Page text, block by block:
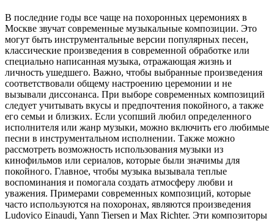
В последние годы все чаще на похоронных церемониях в
Москве звучат современные музыкальные композиции. Это
могут быть инструментальные версии популярных песен,
классические произведения в современной обработке или
специально написанная музыка, отражающая жизнь и
личность ушедшего. Важно, чтобы выбранные произведения
соответствовали общему настроению церемонии и не
вызывали диссонанса. При выборе современных композиций
следует учитывать вкусы и предпочтения покойного, а также
его семьи и близких. Если усопший любил определенного
исполнителя или жанр музыки, можно включить его любимые
песни в инструментальном исполнении. Также можно
рассмотреть возможность использования музыки из
кинофильмов или сериалов, которые были значимы для
покойного. Главное, чтобы музыка вызывала теплые
воспоминания и помогала создать атмосферу любви и
уважения. Примерами современных композиций, которые
часто используются на похоронах, являются произведения
Ludovico Einaudi, Yann Tiersen и Max Richter. Эти композиторы